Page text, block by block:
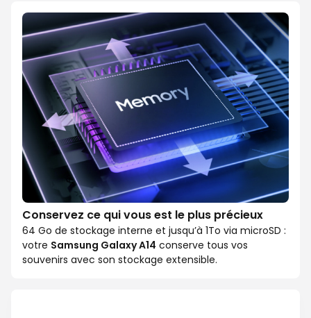
Conservez ce qui vous est le plus précieux
64 Go de stockage interne et jusqu’à 1To via microSD :
votre Samsung Galaxy A14 conserve tous vos
souvenirs avec son stockage extensible.